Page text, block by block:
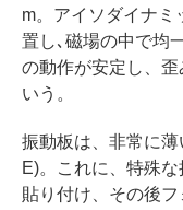
m。アイソダイナミ
置し､磁場の中で均
の動作が安定し、
いう。
振動板は、非常に
E)。これに、特殊
貼り付け、その後